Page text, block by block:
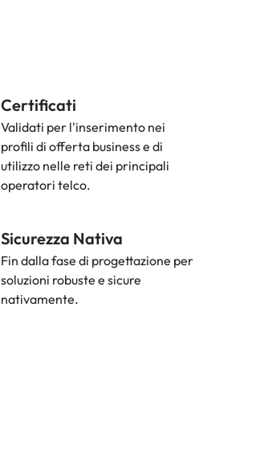
Certificati
Validati per l'inserimento nei
profili di offerta business e di
utilizzo nelle reti dei principali
operatori telco.
Sicurezza Nativa
Fin dalla fase di progettazione per
soluzioni robuste e sicure
nativamente.